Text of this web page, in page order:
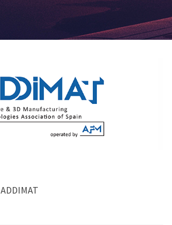
ADDIMAT